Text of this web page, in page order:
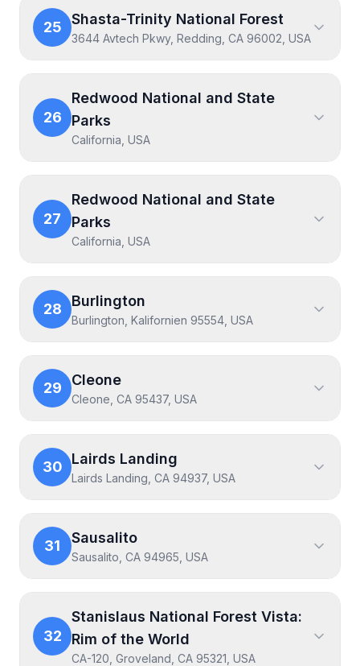
25 Shasta-Trinity National Forest
3644 Avtech Pkwy, Redding, CA 96002, USA
26
Redwood National and State
Parks
California, USA
27
Redwood National and State
Parks
California, USA
28 Burlington
Burlington, Kalifornien 95554, USA
29 Cleone
Cleone, CA 95437, USA
30 Lairds Landing
Lairds Landing, CA 94937, USA
31 Sausalito
Sausalito, CA 94965, USA
32
Stanislaus National Forest Vista:
Rim of the World
CA-120, Groveland, CA 95321, USA